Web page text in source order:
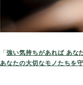
「強い気持ちがあれば あな
あなたの大切なモノたちを